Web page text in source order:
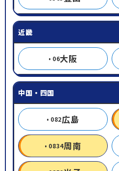
近畿
06大阪
中国・四国
082広島
0834周南